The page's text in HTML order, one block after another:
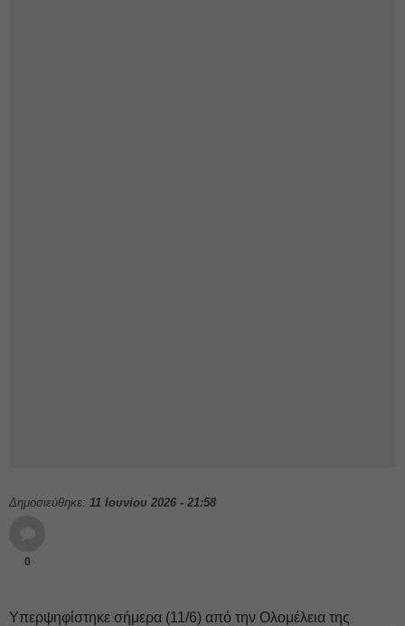
Δημοσιεύθηκε: 11 Ιουνίου 2026 - 21:58
0
Υπερψηφίστηκε σήμερα (11/6) από την Ολομέλεια της